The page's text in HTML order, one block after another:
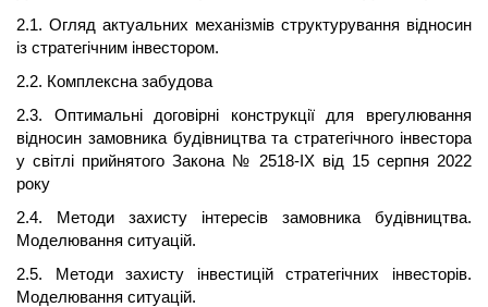
2.1. Огляд актуальних механізмів структурування відносин
із стратегічним інвестором.
2.2. Комплексна забудова
2.3. Оптимальні договірні конструкції для врегулювання
відносин замовника будівництва та стратегічного інвестора
у світлі прийнятого Закона№ 2518-IX від 15 серпня 2022
року
2.4. Методи захисту інтересів замовника будівництва.
Моделювання ситуацій.
2.5. Методи захисту інвестицій стратегічних інвесторів.
Моделювання ситуацій.